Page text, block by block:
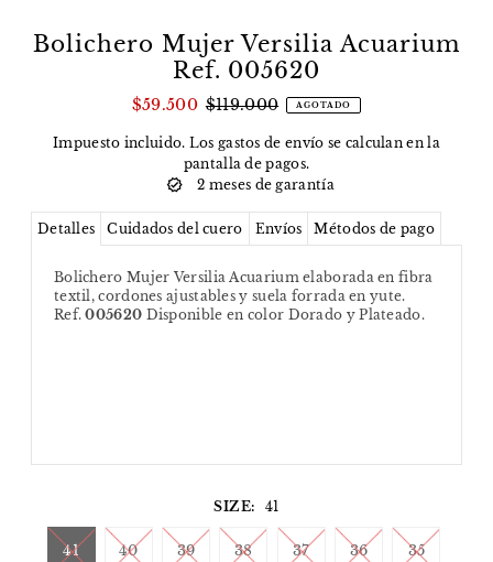
Bolichero Mujer Versilia Acuarium
Ref. 005620
$59.500 $119.000 AGOTADO
Impuesto incluido. Los gastos de envío se calculan en la
pantalla de pagos.
2 meses de garantía
Detalles Cuidados del cuero Envíos Métodos de pago
Bolichero Mujer Versilia Acuarium elaborada en fibra
textil, cordones ajustables y suela forrada en yute.
Ref. 005620 Disponible en color Dorado y Plateado.
SIZE: 41
41 40 39 38 37 36 35